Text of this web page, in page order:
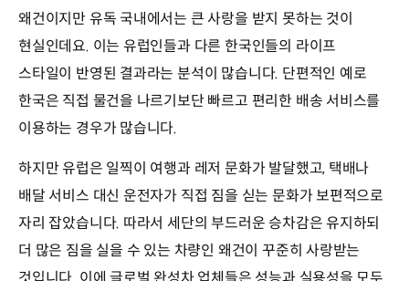
왜건이지만 유독 국내에서는 큰 사랑을 받지 못하는 것이
현실인데요. 이는 유럽인들과 다른 한국인들의 라이프
스타일이 반영된 결과라는 분석이 많습니다. 단편적인 예로
한국은 직접 물건을 나르기보단 빠르고 편리한 배송 서비스를
이용하는 경우가 많습니다.
하지만 유럽은 일찍이 여행과 레저 문화가 발달했고, 택배나
배달 서비스 대신 운전자가 직접 짐을 싣는 문화가 보편적으로
자리 잡았습니다. 따라서 세단의 부드러운 승차감은 유지하되
더 많은 짐을 실을 수 있는 차량인 왜건이 꾸준히 사랑받는